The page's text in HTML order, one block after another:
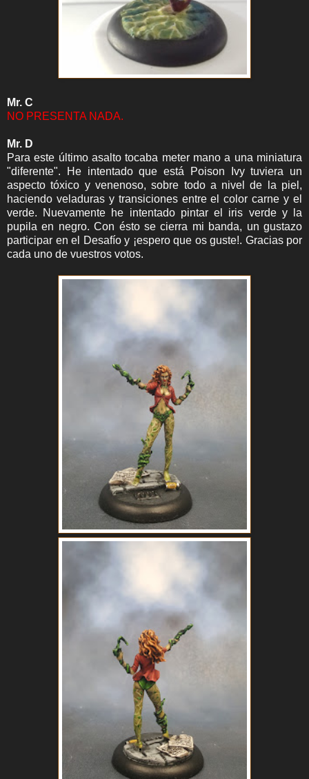
Mr. C
NO PRESENTA NADA.
Mr. D
Para este último asalto tocaba meter mano a una miniatura
"diferente". He intentado que está Poison Ivy tuviera un
aspecto tóxico y venenoso, sobre todo a nivel de la piel,
haciendo veladuras y transiciones entre el color carne y el
verde. Nuevamente he intentado pintar el iris verde y la
pupila en negro. Con ésto se cierra mi banda, un gustazo
participar en el Desafío y ¡espero que os guste!. Gracias por
cada uno de vuestros votos.